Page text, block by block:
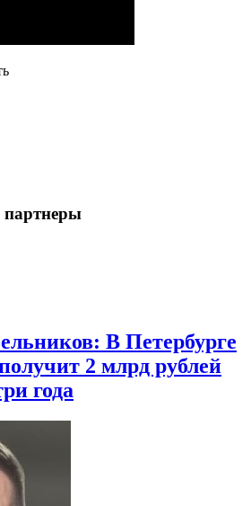
В Петербурге
2 млрд рублей
года